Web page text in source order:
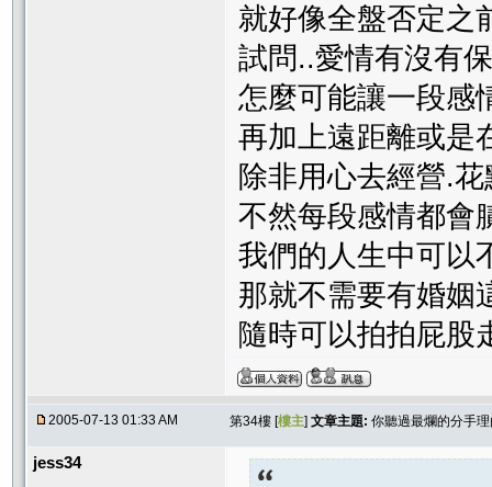
就好像全盤否定之
試問..愛情有沒有
怎麼可能讓一段感
再加上遠距離或是
除非用心去經營.
不然每段感情都會
我們的人生中可以
那就不需要有婚姻
隨時可以拍拍屁股
2005-07-13 01:33 AM 第34樓 [樓主] 文章主題: 你聽過最爛的分手理
jess34